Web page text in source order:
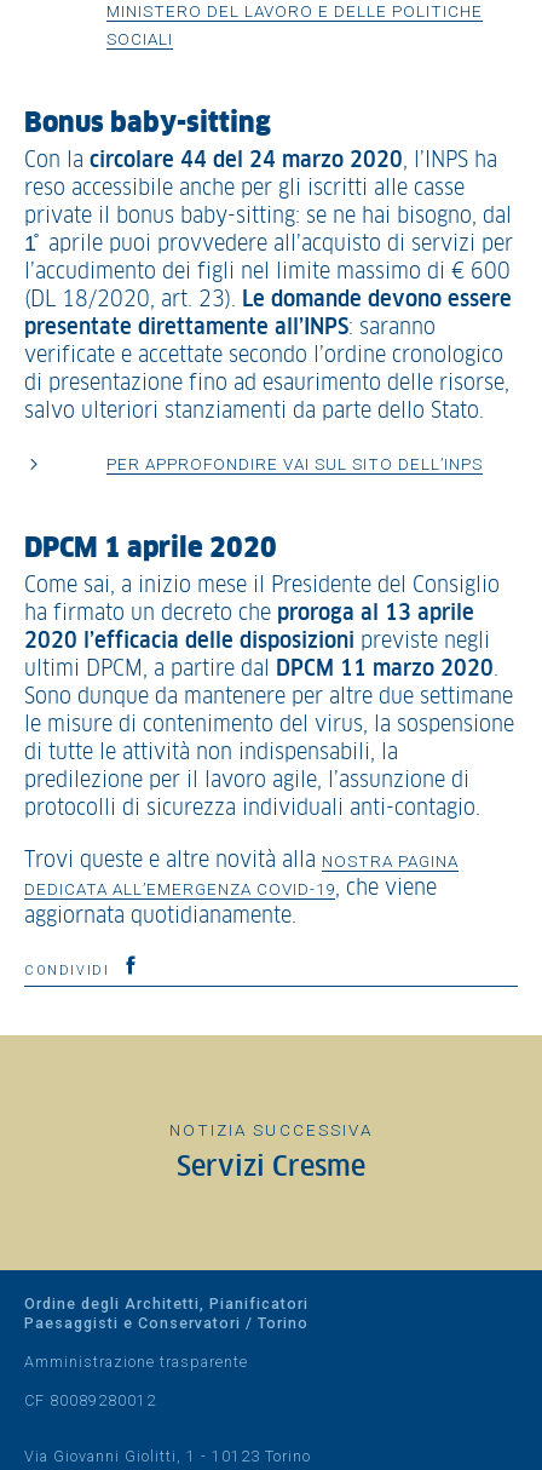
MINISTERO DEL LAVORO E DELLE POLITICHE
SOCIALI
Bonus baby-sitting
Con la circolare 44 del 24 marzo 2020, l’INPS ha
reso accessibile anche per gli iscritti alle casse
private il bonus baby-sitting: se ne hai bisogno, dal
1̊ aprile puoi provvedere all’acquisto di servizi per
l’accudimento dei figli nel limite massimo di € 600
(DL 18/2020, art. 23). Le domande devono essere
presentate direttamente all’INPS: saranno
verificate e accettate secondo l’ordine cronologico
di presentazione fino ad esaurimento delle risorse,
salvo ulteriori stanziamenti da parte dello Stato.
PER APPROFONDIRE VAI SUL SITO DELL’INPS
DPCM 1 aprile 2020
Come sai, a inizio mese il Presidente del Consiglio
ha firmato un decreto che proroga al 13 aprile
2020 l’efficacia delle disposizioni previste negli
ultimi DPCM, a partire dal
DPCM 11 marzo 2020.
Sono dunque da mantenere per altre due settimane
le misure di contenimento del virus, la sospensione
di tutte le attività non indispensabili, la
predilezione per il lavoro agile, l’assunzione di
protocolli di sicurezza individuali anti-contagio.
Trovi queste e altre novità alla NOSTRA PAGINA
DEDICATA ALL’EMERGENZA COVID-19, che viene
aggiornata quotidianamente.
CONDIVIDI
NOTIZIA SUCCESSIVA
Servizi Cresme
Ordine degli Architetti, Pianificatori
Paesaggisti e Conservatori / Torino
Amministrazione trasparente
CF 80089280012
Via Giovanni Giolitti, 1 - 10123 Torino